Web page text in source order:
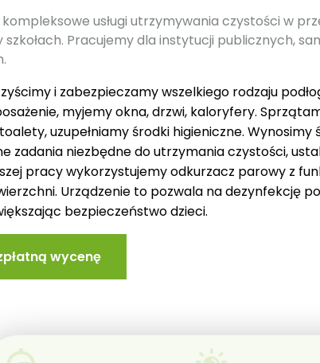
usługi utrzymywania czystości w
szkołach. Pracujemy dla instytucji publicznych,
i zabezpieczamy wszelkiego rodzaju
myjemy okna, drzwi, kaloryfery.
uzupełniamy środki higieniczne. Wynosimy
zadania niezbędne do utrzymania czystości,
pracy wykorzystujemy odkurzacz parowy z
Urządzenie to pozwala na dezynfekcję
bezpieczeństwo dzieci.
wycenę